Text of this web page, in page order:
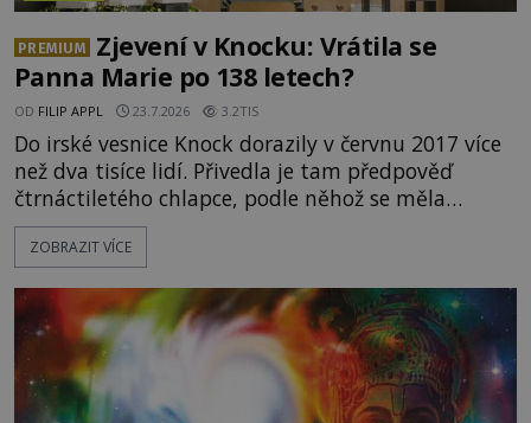
PREMIUM
Zjevení v Knocku: Vrátila se
Panna Marie po 138 letech?
OD FILIP APPL 23.7.2026 3.2TIS
Do irské vesnice Knock dorazily v červnu 2017 více
než dva tisíce lidí. Přivedla je tam předpověď
čtrnáctiletého chlapce, podle něhož se měla
přesně ve tři hodiny odpoledne zjevit Panna Marie.
Když slunce vystoupilo z mraků, část davu začala
chlapcovo proroctví, nebo poutníci spatřili pouze
neobvyklou hru světla? [gallery
ids="170530,170531,1705
ZOBRAZIT VÍCE